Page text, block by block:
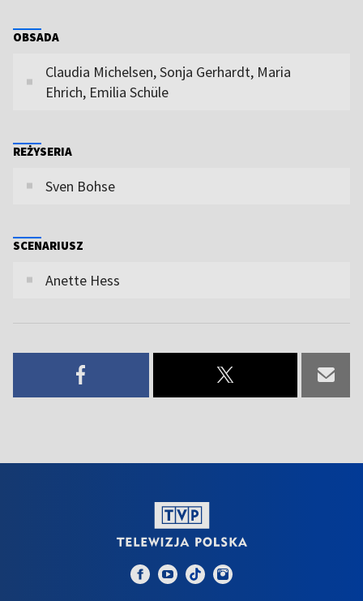
OBSADA
Claudia Michelsen, Sonja Gerhardt, Maria
Ehrich, Emilia Schüle
REŻYSERIA
Sven Bohse
SCENARIUSZ
Anette Hess